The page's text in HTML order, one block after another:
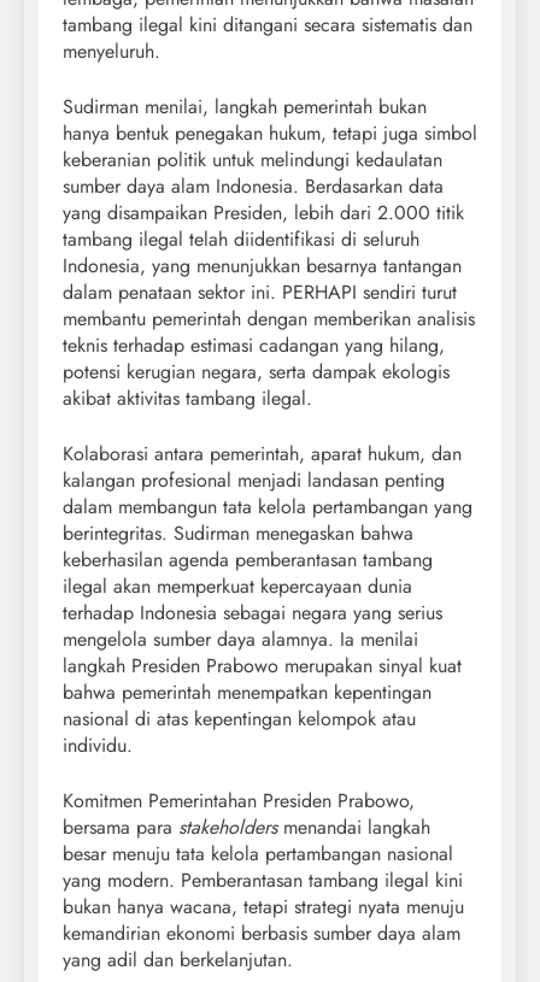
tambang ilegal kini ditangani secara sistematis dan
menyeluruh.
Sudirman menilai, langkah pemerintah bukan
hanya bentuk penegakan hukum, tetapi juga simbol
keberanian politik untuk melindungi kedaulatan
sumber daya alam Indonesia. Berdasarkan data
yang disampaikan Presiden, lebih dari 2.000 titik
tambang ilegal telah diidentifikasi di seluruh
Indonesia, yang menunjukkan besarnya tantangan
dalam penataan sektor ini. PERHAPI sendiri turut
membantu pemerintah dengan memberikan analisis
teknis terhadap estimasi cadangan yang hilang,
potensi kerugian negara, serta dampak ekologis
akibat aktivitas tambang ilegal.
Kolaborasi antara pemerintah, aparat hukum, dan
kalangan profesional menjadi landasan penting
dalam membangun tata kelola pertambangan yang
berintegritas. Sudirman menegaskan bahwa
keberhasilan agenda pemberantasan tambang
ilegal akan memperkuat kepercayaan dunia
terhadap Indonesia sebagai negara yang serius
mengelola sumber daya alamnya. Ia menilai
langkah Presiden Prabowo merupakan sinyal kuat
bahwa pemerintah menempatkan kepentingan
nasional di atas kepentingan kelompok atau
individu.
Komitmen Pemerintahan Presiden Prabowo,
bersama para stakeholdersmenandai langkah
besar menuju tata kelola pertambangan nasional
yang modern. Pemberantasan tambang ilegal kini
bukan hanya wacana, tetapi strategi nyata menuju
kemandirian ekonomi berbasis sumber daya alam
yang adil dan berkelanjutan.